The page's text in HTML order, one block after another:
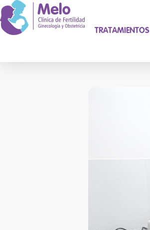
TRATAMIENTOS